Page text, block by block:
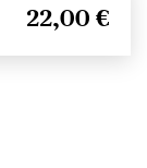
22,00 €